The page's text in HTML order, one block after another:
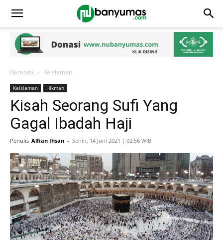
Beranda Keislaman
Keislaman Hikmah
Kisah Seorang Sufi Yang
Gagal Ibadah Haji
Penulis Alfian Ihsan - Senin, 14 Juni 2021 | 02:56 WIB